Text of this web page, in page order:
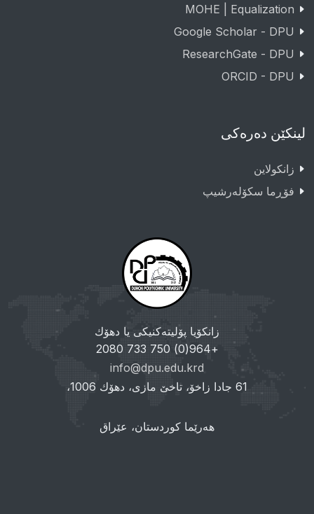
MOHE | Equalization
Google Scholar - DPU
ResearchGate - DPU
ORCID - DPU
لینکێن دەرەکی
زانکولاین
فۆڕما سکۆلەرشیپ
زانکۆیا پۆلیتەکنیکی یا دهۆك
+964(0) 750 733 2080
info@dpu.edu.krd
61 جادا زاخۆ، تاخێ مازی، دهۆك 1006،
هەرێما کوردستان، عێراق